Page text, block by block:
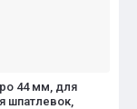
44 мм, для
шпатлевок,